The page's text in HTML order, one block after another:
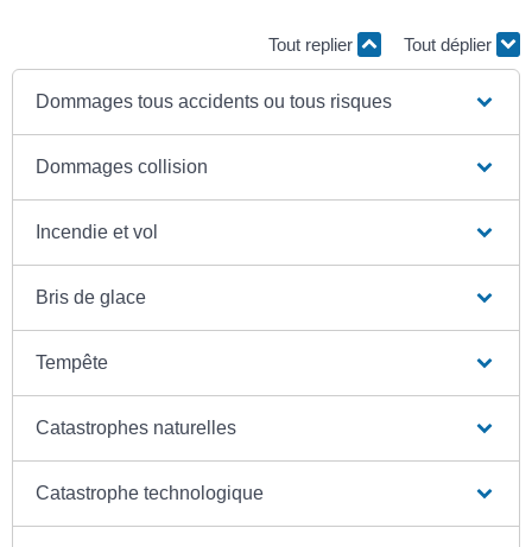
Tout replier Tout déplier
Dommages tous accidents ou tous risques
Dommages collision
Incendie et vol
Bris de glace
Tempête
Catastrophes naturelles
Catastrophe technologique